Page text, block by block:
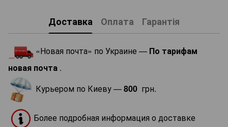
Доставка Оплата Гарантія
«Новая почта» по Украине — По тарифам
новая почта .
Курьером по Киеву —800 грн.
Более подробная информация о доставке